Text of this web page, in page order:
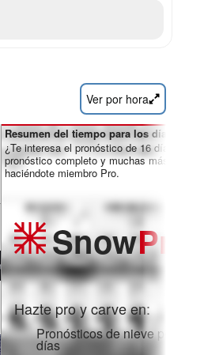
Ver por hora
Resumen del tiempo para los días 7-16:
¿Te interesa el pronóstico de 16 días?
pronóstico completo y muchas más
haciéndote miembro Pro.
SnowPro
Hazte pro y carve en:
Pronósticos de nieve por
días